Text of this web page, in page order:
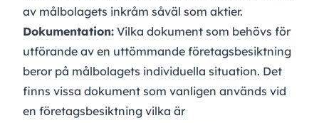
av målbolagets inkråm såväl som aktier.
Dokumentation: Vilka dokument som behövs för
utförande av en uttömmande företagsbesiktning
beror på målbolagets individuella situation. Det
finns vissa dokument som vanligen används vid
en företagsbesiktning vilka är